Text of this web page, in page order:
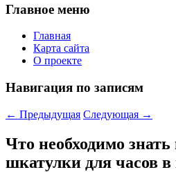
Главное меню
Главная
Карта сайта
О проекте
Навигация по записям
← Предыдущая Следующая →
Что необходимо
шкатулки для часов